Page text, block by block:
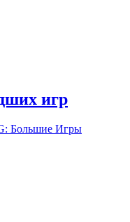
игр
Большие Игры